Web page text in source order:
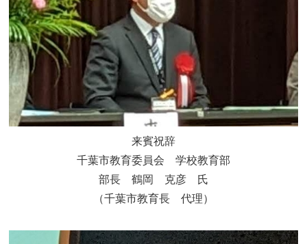
来賓祝辞
千葉市教育委員会 学校教育部
部長 鶴岡 克彦 氏
（千葉市教育長 代理）